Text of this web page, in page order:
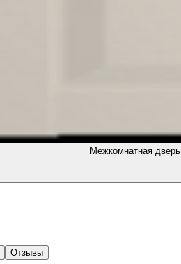
Межкомнатная
Отзывы